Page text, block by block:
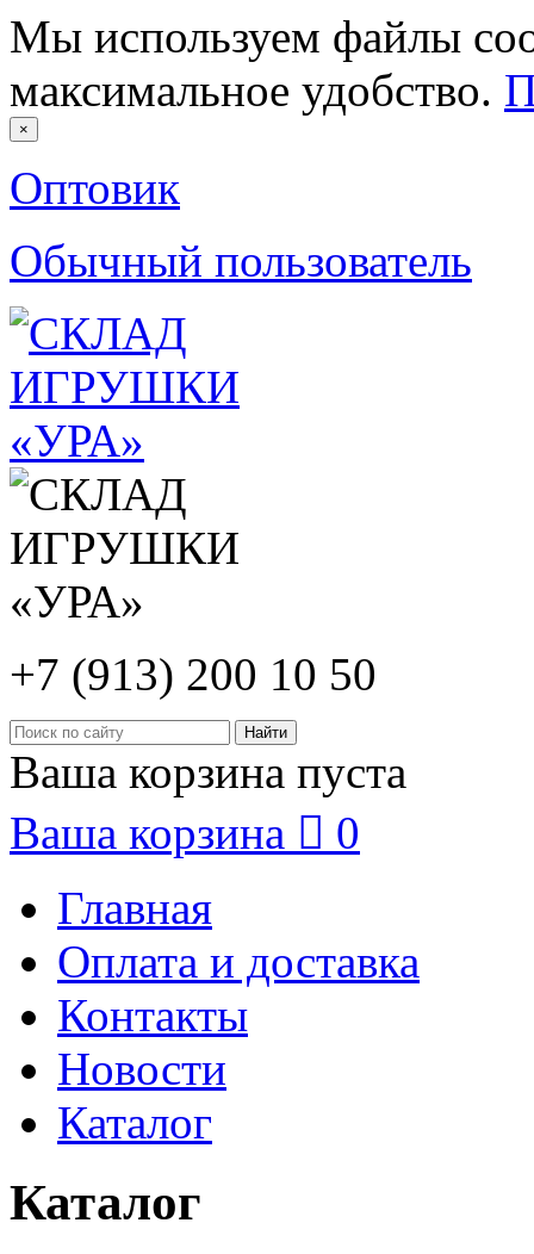
Мы используем файлы
максимальное удобство.
×
Оптовик
Обычный пользователь
+7 (913) 200 10 50
Ваша корзина пуста
Ваша корзина  0
Главная
Оплата и доставка
Контакты
Новости
Каталог
Каталог